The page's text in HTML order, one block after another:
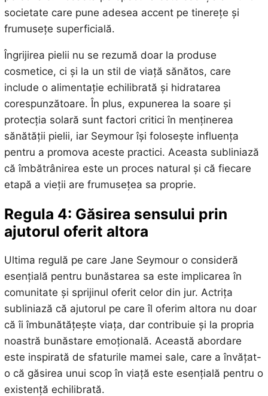
societate care pune adesea accent pe tinerețe și
frumusețe superficială.
Îngrijirea pielii nu se rezumă doar la produse
cosmetice, ci și la un stil de viață sănătos, care
include o alimentație echilibrată și hidratarea
corespunzătoare. În plus, expunerea la soare și
protecția solară sunt factori critici în menținerea
sănătății pielii, iar Seymour își folosește influența
pentru a promova aceste practici. Aceasta subliniază
că îmbătrânirea este un proces natural și că fiecare
etapă a vieții are frumusețea sa proprie.
Regula 4: Găsirea sensului prin
ajutorul oferit altora
Ultima regulă pe care Jane Seymour o consideră
esențială pentru bunăstarea sa este implicarea în
comunitate și sprijinul oferit celor din jur. Actrița
subliniază că ajutorul pe care îl oferim altora nu doar
că îi îmbunătățește viața, dar contribuie și la propria
noastră bunăstare emoțională. Această abordare
este inspirată de sfaturile mamei sale, care a învățat-
o că găsirea unui scop în viață este esențială pentru o
existență echilibrată.